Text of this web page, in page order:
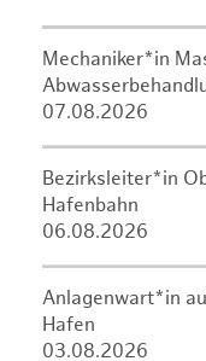
Mechaniker*in
07.08.2026
Bezirksleiter*in
Hafenbahn
06.08.2026
Anlagenwart*in
Hafen
03.08.2026